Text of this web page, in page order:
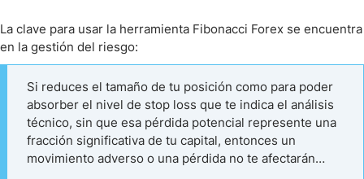
La clave para usar la herramienta Fibonacci Forex se encuentra
en la gestión del riesgo:
Si reduces el tamaño de tu posición como para poder
absorber el nivel de stop loss que te indica el análisis
técnico, sin que esa pérdida potencial represente una
fracción significativa de tu capital, entonces un
movimiento adverso o una pérdida no te afectarán…